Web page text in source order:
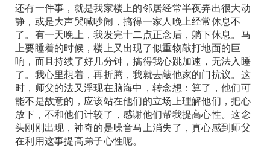
还有一件事，就是我家楼上的邻居经常半夜弄出很大动
静，或是大声哭喊吵闹，搞得一家人晚上经常休息不
了。有一天晚上，我发完十二点正念后，躺下休息。马
上要睡着的时候，楼上又出现了似重物敲打地面的巨
响，而且持续了好几分钟，搞得我心跳加速，无法入睡
了。我心里想着，再折腾，我就去敲他家的门抗议。这
时，师父的法又浮现在脑海中，转念想：算了，他们可
能不是故意的，应该站在他们的立场上理解他们，把心
放下，不和他们计较了，感谢他们帮我提高心性。这念
头刚刚出现，神奇的是噪音马上消失了，真心感到师父
在利用这事提高弟子心性呢。